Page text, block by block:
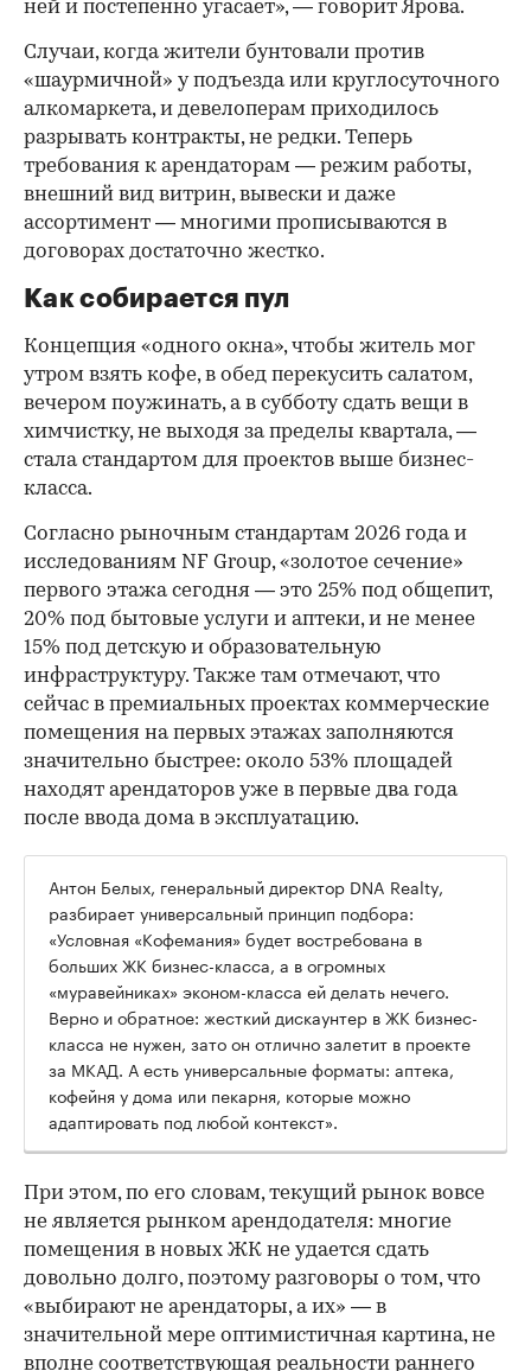
ней и постепенно угасает», — говорит Ярова.
Случаи, когда жители бунтовали против
«шаурмичной» у подъезда или круглосуточного
алкомаркета, и девелоперам приходилось
разрывать контракты, не редки. Теперь
требования к арендаторам — режим работы,
внешний вид витрин, вывески и даже
ассортимент — многими прописываются в
договорах достаточно жестко.
Как собирается пул
Концепция «одного окна», чтобы житель мог
утром взять кофе, в обед перекусить салатом,
вечером поужинать, а в субботу сдать вещи в
химчистку, не выходя за пределы квартала, —
стала стандартом для проектов выше бизнес-
класса.
Согласно рыночным стандартам 2026 года и
исследованиям NF Group, «золотое сечение»
первого этажа сегодня — это 25% под общепит,
20% под бытовые услуги и аптеки, и не менее
15% под детскую и образовательную
инфраструктуру. Также там отмечают, что
сейчас в премиальных проектах коммерческие
помещения на первых этажах заполняются
значительно быстрее: около 53% площадей
находят арендаторов уже в первые два года
после ввода дома в эксплуатацию.
Антон Белых, генеральный директор DNA Realty,
разбирает универсальный принцип подбора:
«Условная «Кофемания» будет востребована в
больших ЖК бизнес-класса, а в огромных
«муравейниках» эконом-класса ей делать нечего.
Верно и обратное: жесткий дискаунтер в ЖК бизнес-
класса не нужен, зато он отлично залетит в проекте
за МКАД. А есть универсальные форматы: аптека,
кофейня у дома или пекарня, которые можно
адаптировать под любой контекст».
При этом, по его словам, текущий рынок вовсе
не является рынком арендодателя: многие
помещения в новых ЖК не удается сдать
довольно долго, поэтому разговоры о том, что
«выбирают не арендаторы, а их» — в
значительной мере оптимистичная картина, не
вполне соответствующая реальности раннего